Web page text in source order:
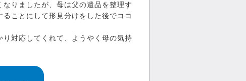
りましたが、母は父の遺品を整理す
ことにして形見分けをした後でココ
対応してくれて、ようやく母の気持